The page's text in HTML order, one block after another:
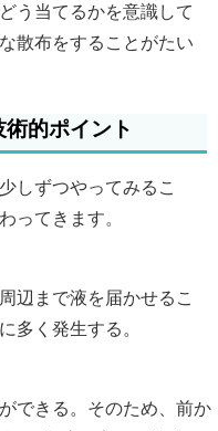
う当てるかを意識して
散布をすることがたい
的ポイント
しずつやってみるこ
ってきます。
辺まで液を届かせるこ
多く発生する。
できる。そのため、前か